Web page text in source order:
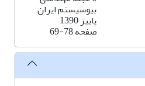
بیوسیستم ایران
پاییز 1390
صفحه69-78